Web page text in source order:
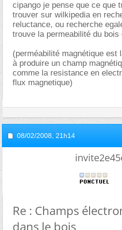
cipango je pense que ce que
trouver sur wilkipedia en
reluctance, ou recherche
trouve la permeabilité du
(perméabilité magnétique est
à produire un champ
comme la resistance en
flux magnetique)
08/02/2008, 21h14
Re : Champs
dans le bois